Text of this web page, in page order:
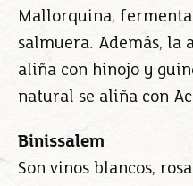
Mallorquina,
salmuera. Además, la
aliña con hinojo y
natural se aliña con
Binissalem
Son vinos blancos,